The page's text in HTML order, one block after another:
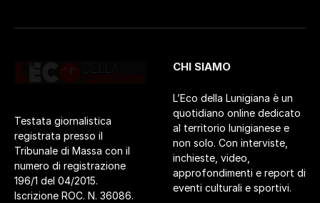
Testata giornalistica
registrata presso il
Tribunale di Massa con il
numero di registrazione
196/1 del 04/2015.
Iscrizione ROC. N. 36086.
CHI SIAMO
L’Eco della Lunigiana è un
quotidiano online dedicato
al territorio lunigianese e
non solo. Con interviste,
inchieste, video,
approfondimenti e report di
eventi culturali e sportivi.